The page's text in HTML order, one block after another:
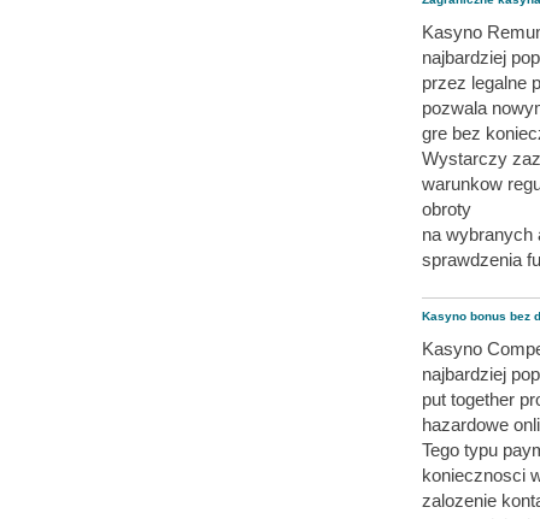
Kasyno
najbardziej
przez legalne
pozwala
gre bez
Wystarczy
warunkow
obroty
na wybranych
sprawdzenia
Kasyno bonus bez
Kasyno
najbardziej
put together
hazardowe
Tego typu
koniecznosci
zalozenie